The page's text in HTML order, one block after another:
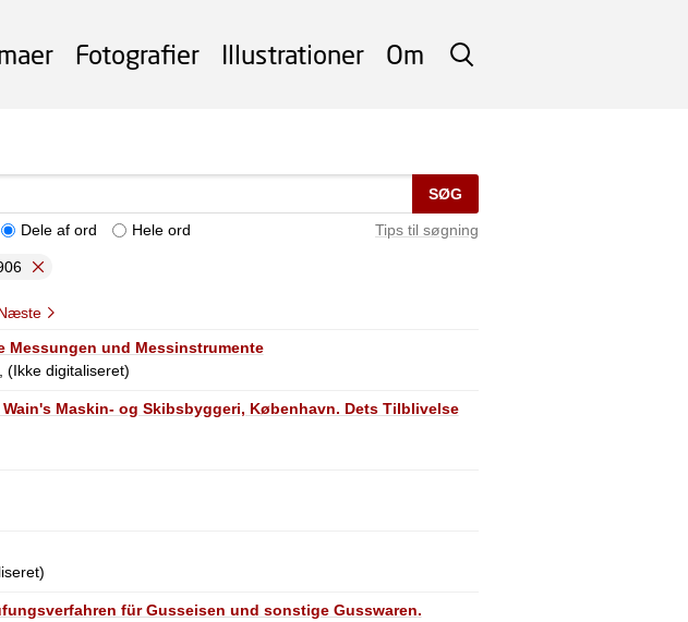
SØG
Fotografier Illustrationer Om
SØG
Tips til søgning
Dele af ord Hele ord
Messungen und Messinstrumente
(Ikke digitaliseret)
Maskin- og Skibsbyggeri, København. Dets Tilblivelse
für Gusseisen und sonstige Gusswaren.